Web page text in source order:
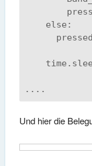
....
Und hier die